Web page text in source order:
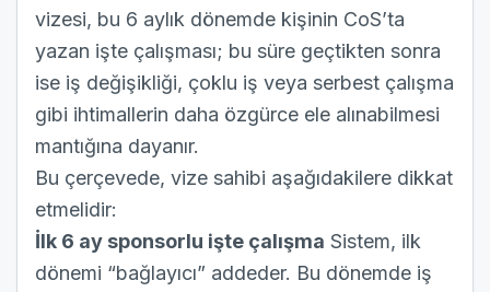
vizesi, bu 6 aylık dönemde kişinin CoS’ta
yazan işte çalışması; bu süre geçtikten sonra
ise iş değişikliği, çoklu iş veya serbest çalışma
gibi ihtimallerin daha özgürce ele alınabilmesi
mantığına dayanır.
Bu çerçevede, vize sahibi aşağıdakilere dikkat
etmelidir:
İlk 6 ay sponsorlu işte çalışma Sistem, ilk
dönemi “bağlayıcı” addeder. Bu dönemde iş